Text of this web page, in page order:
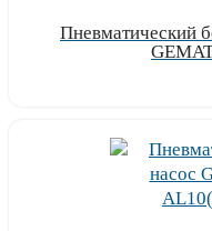
Пневматический